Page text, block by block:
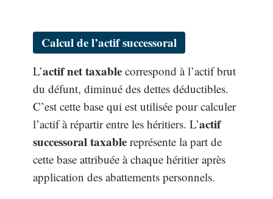
Calcul de l’actif successoral
L’actif net taxable correspond à l’actif brut
du défunt, diminué des dettes déductibles.
C’est cette base qui est utilisée pour calculer
l’actif à répartir entre les héritiers. L’actif
successoral taxable représente la part de
cette base attribuée à chaque héritier après
application des abattements personnels.